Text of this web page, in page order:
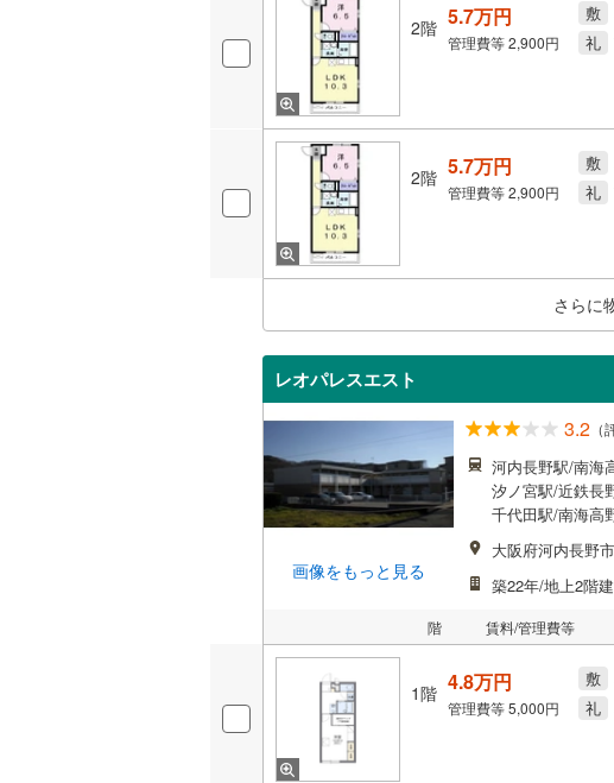
2階 5.7万円
管理費等2,900円
敷
礼
2階 5.7万円
管理費等2,900円
敷
礼
さらに
レオパレスエスト
画像をもっと見る
3.2 （
河内長野駅/南海
汐ノ宮駅/近鉄長
千代田駅/南海高
大阪府河内長野
築22年/地上2階
階 賃料/管理費等
1階 4.8万円
管理費等5,000円
敷
礼